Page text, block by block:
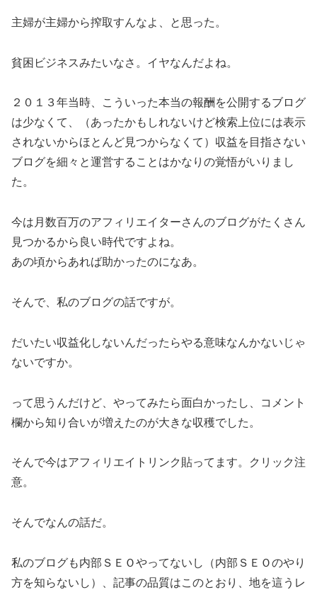
主婦が主婦から搾取すんなよ、と思った。
貧困ビジネスみたいなさ。イヤなんだよね。
２０１３年当時、こういった本当の報酬を公開するブログ
は少なくて、（あったかもしれないけど検索上位には表示
されないからほとんど見つからなくて）収益を目指さない
ブログを細々と運営することはかなりの覚悟がいりまし
た。
今は月数百万のアフィリエイターさんのブログがたくさん
見つかるから良い時代ですよね。
あの頃からあれば助かったのになあ。
そんで、私のブログの話ですが。
だいたい収益化しないんだったらやる意味なんかないじゃ
ないですか。
って思うんだけど、やってみたら面白かったし、コメント
欄から知り合いが増えたのが大きな収穫でした。
そんで今はアフィリエイトリンク貼ってます。クリック注
意。
そんでなんの話だ。
私のブログも内部ＳＥＯやってないし（内部ＳＥＯのやり
方を知らないし）、記事の品質はこのとおり、地を這うレ